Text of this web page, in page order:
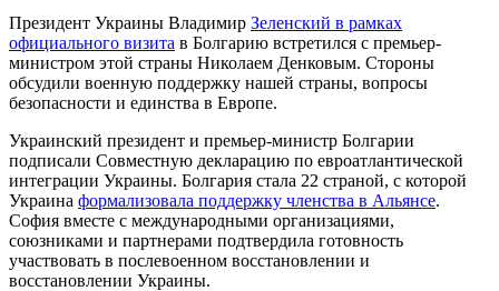
Президент Украины Владимир Зеленский в рамках
официального визита в Болгарию встретился с премьер-
министром этой страны Николаем Денковым. Стороны
обсудили военную поддержку нашей страны, вопросы
безопасности и единства в Европе.
Украинский президент и премьер-министр Болгарии
подписали Совместную декларацию по евроатлантической
интеграции Украины. Болгария стала 22 страной, с которой
Украина формализовала поддержку членства в Альянсе.
София вместе с международными организациями,
союзниками и партнерами подтвердила готовность
участвовать в послевоенном восстановлении и
восстановлении Украины.